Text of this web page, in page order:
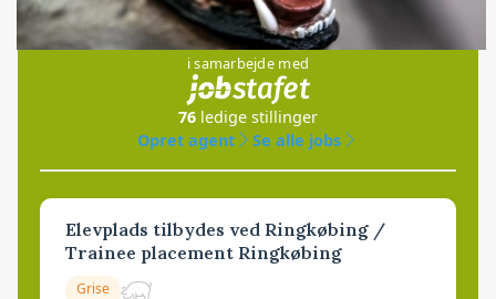
Jobs
i samarbejde med
76 ledige stillinger
Opret agent
Se alle jobs
Elevplads tilbydes ved Ringkøbing /
Trainee placement Ringkøbing
Grise